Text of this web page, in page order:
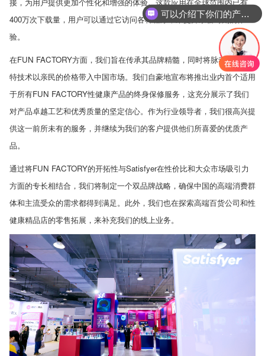
400万次下载量，用户可以通过它访问各种程序，来提升亲密时刻的体
验。
在FUN FACTORY方面，我们旨在传承其品牌精髓，同时将脉动器等独
特技术以亲民的价格带入中国市场。我们自豪地宣布将推出业内首个适用
于所有FUN FACTORY性健康产品的终身保修服务，这充分展示了我们
对产品卓越工艺和优秀质量的坚定信心。作为行业领导者，我们很高兴提
供这一前所未有的服务，并继续为我们的客户提供他们所喜爱的优质产
品。
通过将FUN FACTORY的开拓性与Satisfyer在性价比和大众市场吸引力
方面的专长相结合，我们将制定一个双品牌战略，确保中国的高端消费群
体和主流受众的需求都得到满足。此外，我们也在探索高端百货公司和性
健康精品店的零售拓展，来补充我们的线上业务。
你们是怎么收费的呢